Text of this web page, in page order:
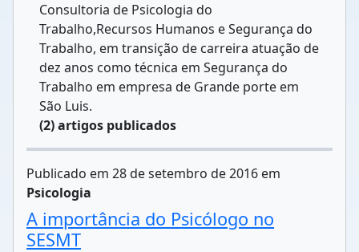
Consultoria de Psicologia do
Trabalho,Recursos Humanos e Segurança do
Trabalho, em transição de carreira atuação de
dez anos como técnica em Segurança do
Trabalho em empresa de Grande porte em
São Luis.
(2) artigos publicados
Publicado em 28 de setembro de 2016 em
Psicologia
A importância do Psicólogo no
SESMT